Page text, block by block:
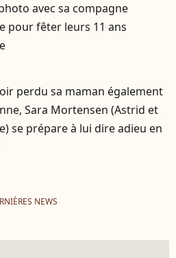
avec sa compagne
pour fêter leurs 11 ans
perdu sa maman également
Sara Mortensen (Astrid et
se prépare à lui dire adieu en
NEWS